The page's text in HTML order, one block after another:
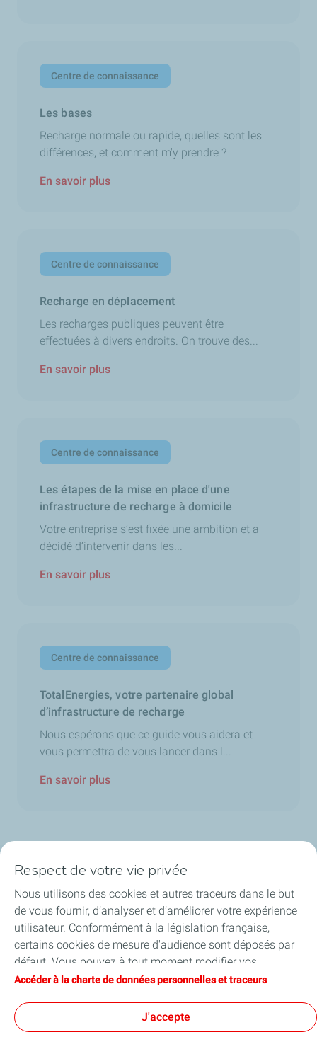
Centre de connaissance
Les bases
Recharge normale ou rapide, quelles sont les
différences, et comment m'y prendre ?
En savoir plus
Centre de connaissance
Recharge en déplacement
Les recharges publiques peuvent être
effectuées à divers endroits. On trouve des...
En savoir plus
Centre de connaissance
Les étapes de la mise en place d'une
infrastructure de recharge à domicile
Votre entreprise s’est fixée une ambition et a
décidé d’intervenir dans les...
En savoir plus
Centre de connaissance
TotalEnergies, votre partenaire global
d’infrastructure de recharge
Nous espérons que ce guide vous aidera et
vous permettra de vous lancer dans l...
En savoir plus
Nos secteurs en Belgique
Nos produits en Belgique
Liens utiles
Nos sites en Belgique
Respect de votre vie privée
Nous utilisons des cookies et autres traceurs dans le but
de vous fournir, d’analyser et d’améliorer votre expérience
utilisateur. Conformément à la législation française,
certains cookies de mesure d'audience sont déposés par
défaut. Vous pouvez à tout moment modifier vos
paramètres de cookies en cliquant sur le bouton « Gérer
vous acceptez le dépôt de l’ensemble des cookies. Dans le
cas où vous cliquez sur « Je refuse », seuls les cookies
Accéder à la charte de données personnelles et traceurs
J'accepte